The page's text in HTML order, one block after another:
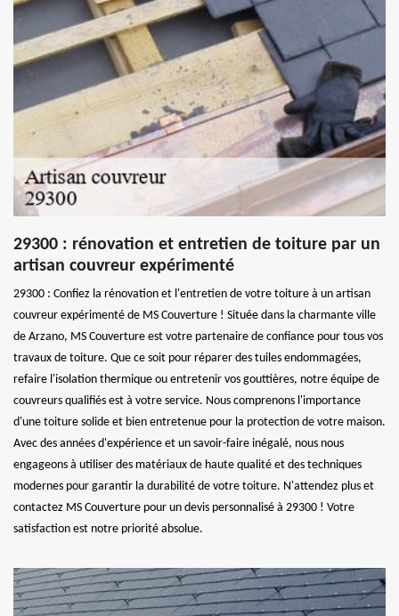
29300 : rénovation et entretien de toiture par un
artisan couvreur expérimenté
29300 : Confiez la rénovation et l'entretien de votre toiture à un artisan
couvreur expérimenté de MS Couverture ! Située dans la charmante ville
de Arzano, MS Couverture est votre partenaire de confiance pour tous vos
travaux de toiture. Que ce soit pour réparer des tuiles endommagées,
refaire l'isolation thermique ou entretenir vos gouttières, notre équipe de
couvreurs qualifiés est à votre service. Nous comprenons l'importance
d'une toiture solide et bien entretenue pour la protection de votre maison.
Avec des années d'expérience et un savoir-faire inégalé, nous nous
engageons à utiliser des matériaux de haute qualité et des techniques
modernes pour garantir la durabilité de votre toiture. N'attendez plus et
contactez MS Couverture pour un devis personnalisé à 29300 ! Votre
satisfaction est notre priorité absolue.